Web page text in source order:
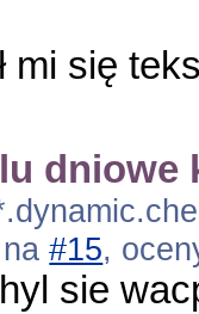
mi się
dniowe
na#15,
sie